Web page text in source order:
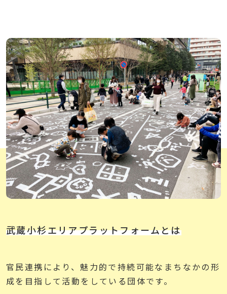
武蔵小杉エリアプラットフォームとは
官民連携により、魅力的で持続可能なまちなかの形
成を目指して活動をしている団体です。